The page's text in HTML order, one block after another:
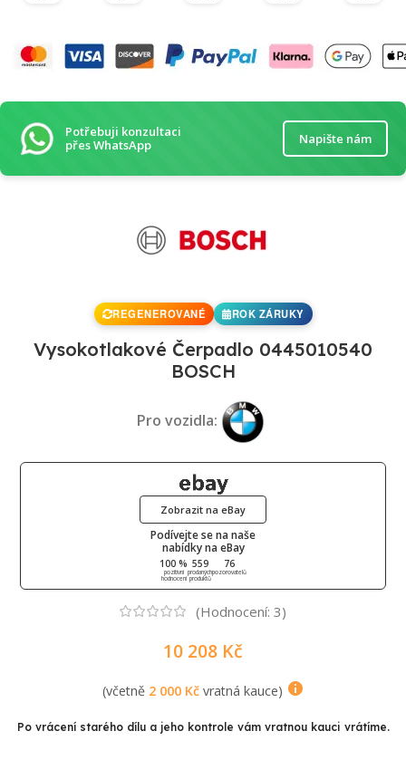
Potřebuji konzultaci
přes WhatsApp
Napište nám
REGENEROVANÉ ROK ZÁRUKY
Vysokotlakové Čerpadlo 0445010540
BOSCH
Pro vozidla:
Podívejte se na naše
nabídky na eBay
100 %
pozitivní
hodnocení
559
prodaných
produktů
76
pozorovatelů
Zobrazit na eBay
(Hodnocení: 3)
10 208 Kč
(včetně 2 000 Kčvratná kauce)
Po vrácení starého dílu a jeho kontrole vám vratnou kauci vrátíme.